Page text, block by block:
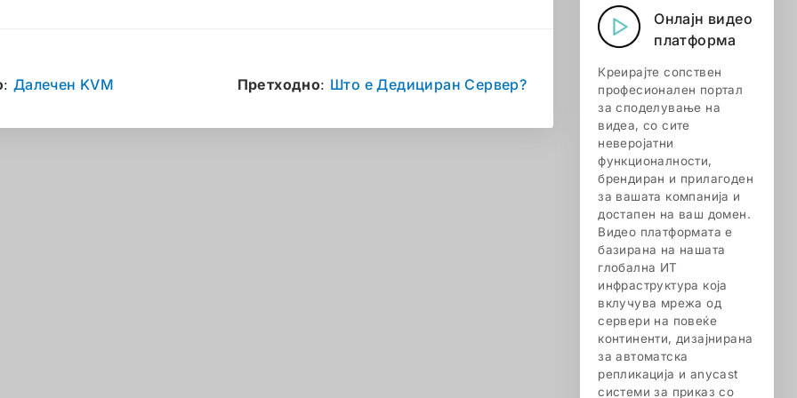
: Далечен KVM Претходно: Што е Дедициран Сервер?
Онлајн видео
платформа
Креирајте сопствен
професионален портал
за споделување на
видеа, со сите
неверојатни
функционалности,
брендиран и прилагоден
за вашата компанија и
достапен на ваш домен.
Видео платформата е
базирана на нашата
глобална ИТ
инфраструктура која
вклучува мрежа од
сервери на повеќе
континенти, дизајнирана
за автоматска
репликација и anycast
системи за приказ со